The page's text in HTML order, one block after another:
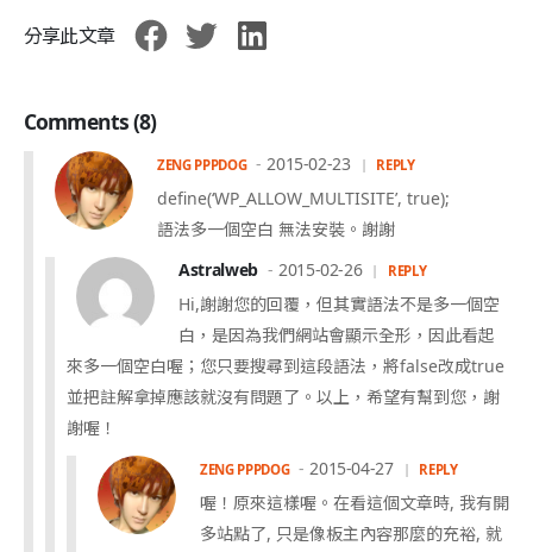
分享此文章
Comments (8)
ZENG PPPDOG 2015-02-23 REPLY
define(‘WP_ALLOW_MULTISITE’, true);
語法多一個空白 無法安裝。謝謝
Astralweb
2015-02-26 REPLY
Hi,謝謝您的回覆，但其實語法不是多一個空
白，是因為我們網站會顯示全形，因此看起
來多一個空白喔；您只要搜尋到這段語法，將false改成true
並把註解拿掉應該就沒有問題了。以上，希望有幫到您，謝
謝喔！
ZENG PPPDOG 2015-04-27 REPLY
喔！原來這樣喔。在看這個文章時, 我有開
多站點了, 只是像板主內容那麼的充裕, 就